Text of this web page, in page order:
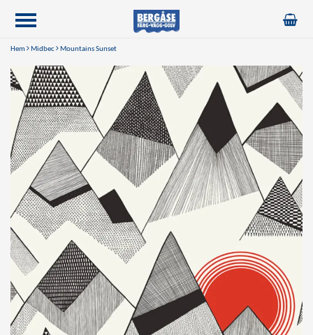
Hem Midbec Mountains Sunset